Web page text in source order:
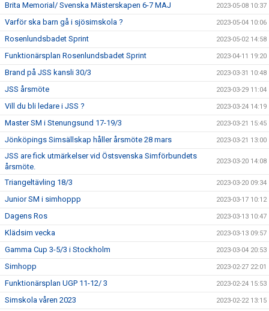
Brita Memorial/ Svenska Mästerskapen 6-7 MAJ 2023-05-08 10:37
Varför ska barn gå i sjösimskola ? 2023-05-04 10:06
Rosenlundsbadet Sprint 2023-05-02 14:58
Funktionärsplan Rosenlundsbadet Sprint 2023-04-11 19:20
Brand på JSS kansli 30/3 2023-03-31 10:48
JSS årsmöte 2023-03-29 11:04
Vill du bli ledare i JSS ? 2023-03-24 14:19
Master SM i Stenungsund 17-19/3 2023-03-21 15:45
Jönköpings Simsällskap håller årsmöte 28 mars 2023-03-21 13:00
JSS are fick utmärkelser vid Östsvenska Simförbundets
årsmöte.
2023-03-20 14:08
Triangeltävling 18/3 2023-03-20 09:34
Junior SM i simhoppp 2023-03-17 10:12
Dagens Ros 2023-03-13 10:47
Klädsim vecka 2023-03-13 09:57
Gamma Cup 3-5/3 i Stockholm 2023-03-04 20:53
Simhopp 2023-02-27 22:01
Funktionärsplan UGP 11-12/ 3 2023-02-24 15:53
Simskola våren 2023 2023-02-22 13:15